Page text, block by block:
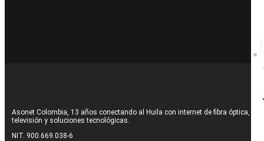
Asonet Colombia, 13 años conectando al Huila con internet de fibra óptica,
televisión y soluciones tecnológicas.
NIT. 900.669.038-6